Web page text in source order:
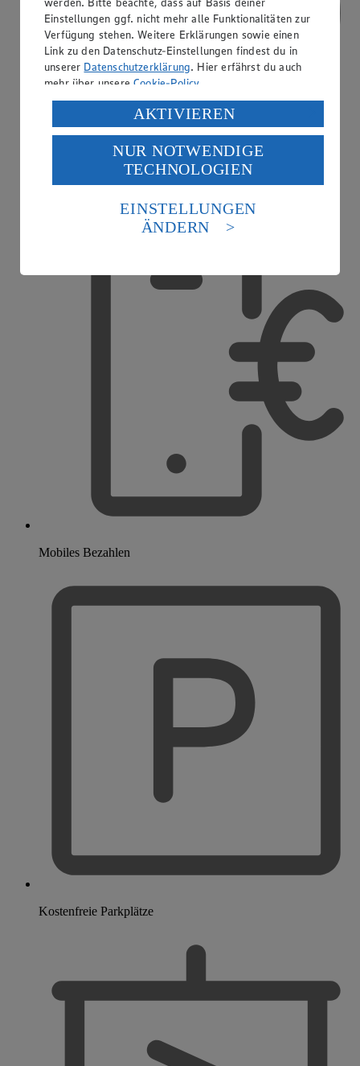
Mobiles Bezahlen
Kostenfreie Parkplätze
Einstellungen ggf. nicht mehr alle Funktionalitäten zur
Verfügung stehen. Weitere Erklärungen sowie einen
Link zu den Datenschutz-Einstellungen findest du in
unserer Datenschutzerklärung. Hier erfährst du auch
mehr über unsereCookie-Policy.
Verarbeitung deiner personenbezogenen Daten in den
USA durch Facebook und YouTube:
Wenn du auf „Aktivieren“ klickst, willigst du im Sinne
des Art. 49 Abs. 1 Satz 1 lit. a) DSGVO ein, dass deine
Daten in den USA verarbeitet werden. Der EuGH sieht
die USA als Land mit einem nach europäischen
Standards nicht angemessenen Datenschutzniveau an.
Es besteht das Risiko eines Zugriffs durch US-
Informationen zum Herausgeber der Seite findest du
AKTIVIEREN
NUR NOTWENDIGE
TECHNOLOGIEN
EINSTELLUNGEN
ÄNDERN